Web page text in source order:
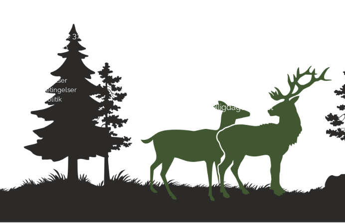
Skarridsøgade 31 B
4450 Jyderup
Byttebetingelser
Handelsbetingelser
Privatlivspolitik
Helligdage: Lukket